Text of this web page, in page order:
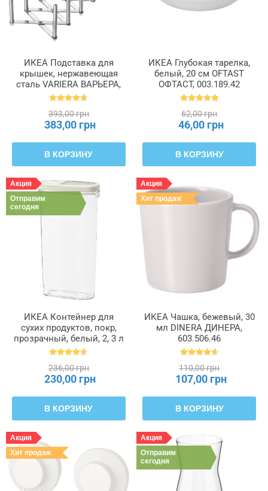
ИКЕА Подставка для
крышек, нержавеющая
сталь VARIERA ВАРЬЕРА,
701.548.00
393,00 грн
383,00 грн
В КОРЗИНУ
ИКЕА Глубокая тарелка,
белый, 20 см OFTAST
ОФТАСТ, 003.189.42
62,00 грн
46,00 грн
В КОРЗИНУ
Акция
Отправим
сегодня
ИКЕА Контейнер для
сухих продуктов, покр,
прозрачный, белый, 2, 3 л
IKEA 365+, 900.667.08
236,00 грн
230,00 грн
В КОРЗИНУ
Акция
Хит продаж
ИКЕА Чашка, бежевый, 30
мл DINERA ДИНЕРА,
603.506.46
110,00 грн
107,00 грн
В КОРЗИНУ
Акция
Хит продаж
Акция
Отправим
сегодня